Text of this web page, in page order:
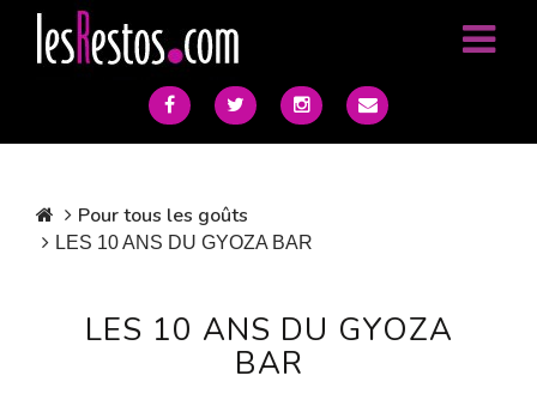
Pour tous les goûts
LES 10 ANS DU GYOZA BAR
LES 10 ANS DU GYOZA
BAR